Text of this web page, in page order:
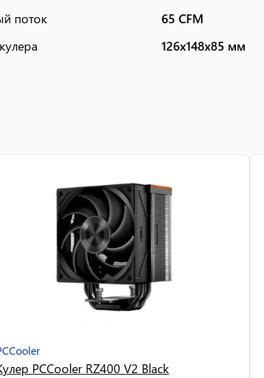
поток
65 CFM
126x148x85 мм
PCCooler RZ400 V2 Black